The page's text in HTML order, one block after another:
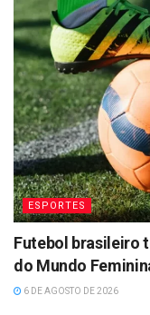
ESPORTES
Futebol brasileiro
do Mundo
6 DE AGOSTO DE 2026